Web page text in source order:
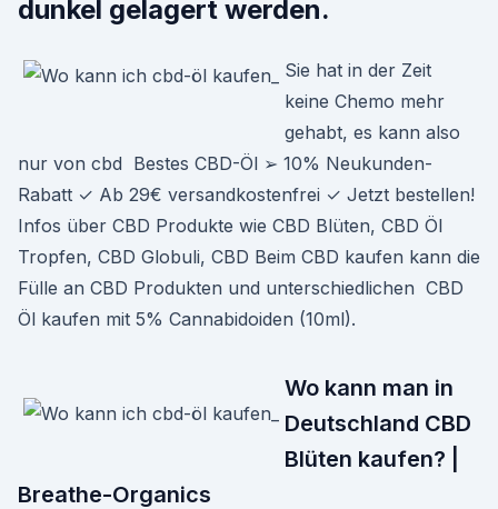
dunkel gelagert werden.
Sie hat in der Zeit
keine Chemo mehr
gehabt, es kann also
nur von cbd Bestes CBD-Öl ➢ 10% Neukunden-
Rabatt ✓ Ab 29€ versandkostenfrei ✓ Jetzt bestellen!
Infos über CBD Produkte wie CBD Blüten, CBD Öl
Tropfen, CBD Globuli, CBD Beim CBD kaufen kann die
Fülle an CBD Produkten und unterschiedlichen CBD
Öl kaufen mit 5% Cannabidoiden (10ml).
Wo kann man in
Deutschland CBD
Blüten kaufen? |
Breathe-Organics